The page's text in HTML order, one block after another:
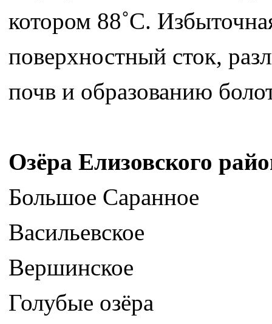
котором 88˚С.
поверхностный сток,
почв и образованию
Озёра Елизовского
Большое Саранное
Васильевское
Вершинское
Голубые озёра